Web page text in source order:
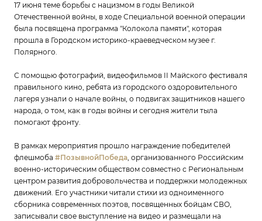
17 июня теме борьбы с нацизмом в годы Великой
Отечественной войны, в ходе Специальной военной операции
была посвящена программа "Колокола памяти", которая
прошла в Городском историко-краеведческом музее г.
Полярного.
С помощью фотографий, видеофильмов II Майского фестиваля
правильного кино, ребята из городского оздоровительного
лагеря узнали о начале войны, о подвигах защитников нашего
народа, о том, как в годы войны и сегодня жители тыла
помогают фронту.
В рамках мероприятия прошло награждение победителей
флешмоба #ПозывнойПобеда, организованного Российским
военно-историческим обществом совместно с Региональным
центром развития добровольчества и поддержки молодежных
движений. Его участники читали стихи из одноименного
сборника современных поэтов, посвященных бойцам СВО,
записывали свое выступление на видео и размещали на